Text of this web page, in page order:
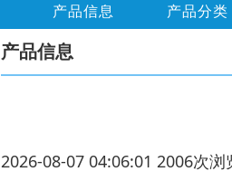
产品信息 产品分类
产品信息
2026-08-07 04:06:01 2006次浏